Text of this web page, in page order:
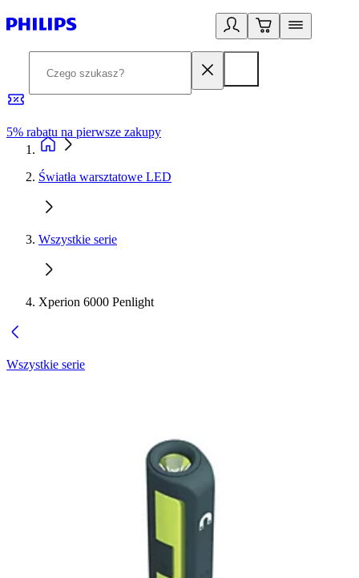
5% rabatu na pierwsze zakupy
Światła warsztatowe LED
Wszystkie serie
Xperion 6000 Penlight
Wszystkie serie